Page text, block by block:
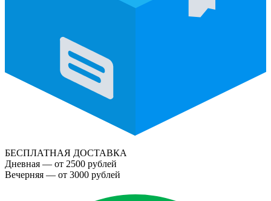
БЕСПЛАТНАЯ ДОСТАВКА
Дневная — от 2500 рублей
Вечерняя — от 3000 рублей